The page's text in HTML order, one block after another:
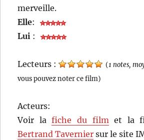
merveille.
Elle:
Lui :
Lecteurs : (1 notes,
vous pouvez noter ce film)
Acteurs:
Voir lafiche du filmet la
Bertrand Tavernier sur le site